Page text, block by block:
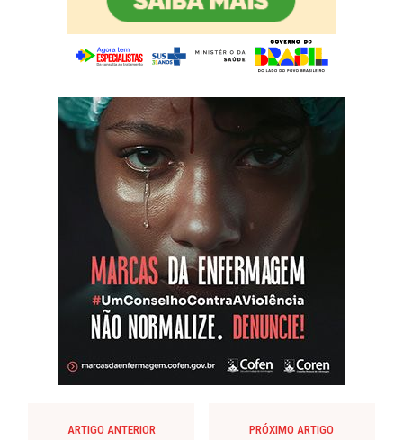
ARTIGO ANTERIOR PRÓXIMO ARTIGO